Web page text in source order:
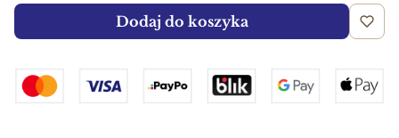
Dodaj do koszyka